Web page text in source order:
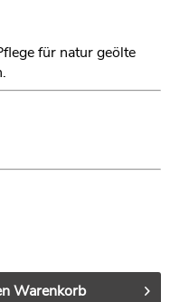
für natur geölte
Warenkorb